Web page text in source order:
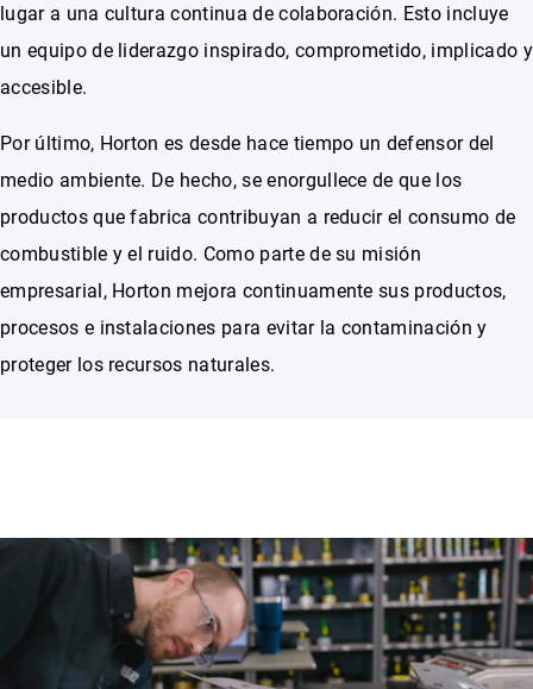
lugar a una cultura continua de colaboración. Esto incluye
un equipo de liderazgo inspirado, comprometido, implicado y
accesible.
Por último, Horton es desde hace tiempo un defensor del
medio ambiente. De hecho, se enorgullece de que los
productos que fabrica contribuyan a reducir el consumo de
combustible y el ruido. Como parte de su misión
empresarial, Horton mejora continuamente sus productos,
procesos e instalaciones para evitar la contaminación y
proteger los recursos naturales.